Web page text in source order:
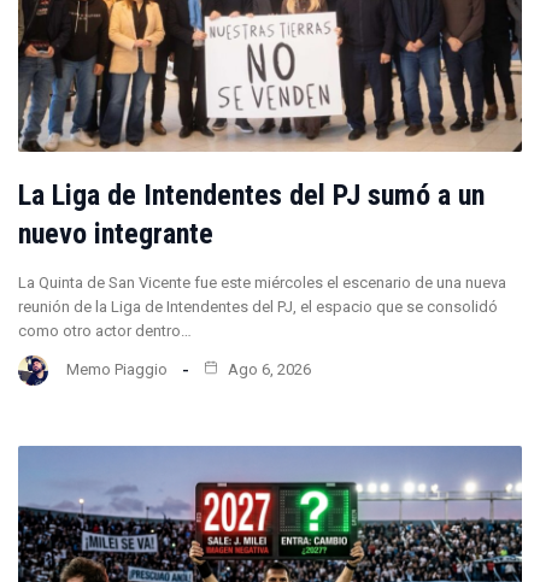
La Liga de Intendentes del PJ sumó a un
nuevo integrante
La Quinta de San Vicente fue este miércoles el escenario de una nueva
reunión de la Liga de Intendentes del PJ, el espacio que se consolidó
como otro actor dentro…
Memo Piaggio Ago 6, 2026